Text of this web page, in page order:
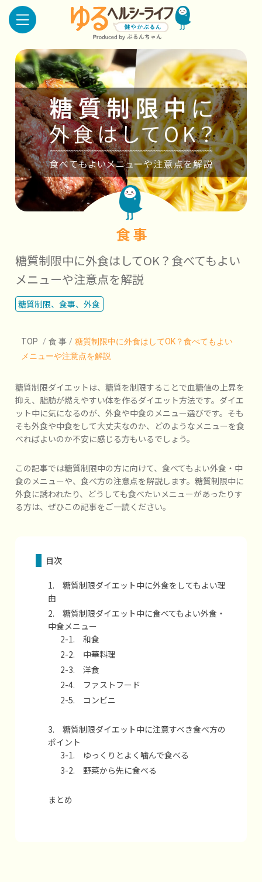
食 事
糖質制限中に外食はしてOK？食べてもよい
メニューや注意点を解説
糖質制限、食事、外食
TOP / 食 事 / 糖質制限中に外食はしてOK？食べてもよい
メニューや注意点を解説
糖質制限ダイエットは、糖質を制限することで血糖値の上昇を
抑え、脂肪が燃えやすい体を作るダイエット方法です。ダイエ
ット中に気になるのが、外食や中食のメニュー選びです。そも
そも外食や中食をして大丈夫なのか、どのようなメニューを食
べればよいのか不安に感じる方もいるでしょう。
この記事では糖質制限中の方に向けて、食べてもよい外食・中
食のメニューや、食べ方の注意点を解説します。糖質制限中に
外食に誘われたり、どうしても食べたいメニューがあったりす
る方は、ぜひこの記事をご一読ください。
目次
1. 糖質制限ダイエット中に外食をしてもよい理
由
2. 糖質制限ダイエット中に食べてもよい外食・
中食メニュー
2-1. 和食
2-2. 中華料理
2-3. 洋食
2-4. ファストフード
2-5. コンビニ
3. 糖質制限ダイエット中に注意すべき食べ方の
ポイント
3-1. ゆっくりとよく噛んで食べる
3-2. 野菜から先に食べる
まとめ